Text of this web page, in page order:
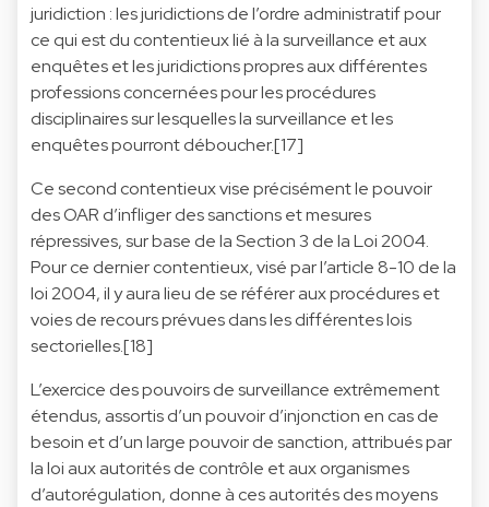
juridiction : les juridictions de l’ordre administratif pour
ce qui est du contentieux lié à la surveillance et aux
enquêtes et les juridictions propres aux différentes
professions concernées pour les procédures
disciplinaires sur lesquelles la surveillance et les
enquêtes pourront déboucher.[17]
Ce second contentieux vise précisément le pouvoir
des OAR d’infliger des sanctions et mesures
répressives, sur base de la Section 3 de la Loi 2004.
Pour ce dernier contentieux, visé par l’article 8-10 de la
loi 2004, il y aura lieu de se référer aux procédures et
voies de recours prévues dans les différentes lois
sectorielles.[18]
L’exercice des pouvoirs de surveillance extrêmement
étendus, assortis d’un pouvoir d’injonction en cas de
besoin et d’un large pouvoir de sanction, attribués par
la loi aux autorités de contrôle et aux organismes
d’autorégulation, donne à ces autorités des moyens